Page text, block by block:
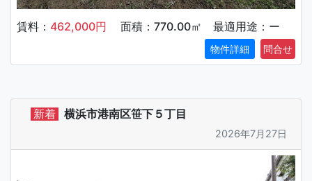
賃料： 462,000円 面積：770.00㎡ 最適用途：ー
物件詳細
横浜市港南区笹下５丁目
新着
2026年7月27日